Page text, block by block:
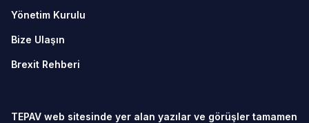
Yönetim Kurulu
Bize Ulaşın
Brexit Rehberi
TEPAV web sitesinde yer alan yazılar ve görüşler tamamen